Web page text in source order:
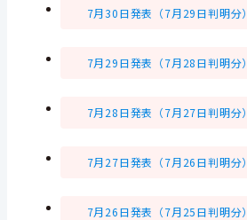
7月30日発表（7月29日判明分）
7月29日発表（7月28日判明分）
7月28日発表（7月27日判明分）
7月27日発表（7月26日判明分）
7月26日発表（7月25日判明分）